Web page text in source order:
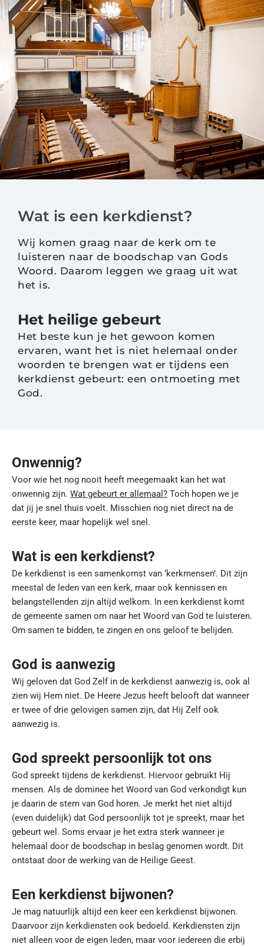
Wat is een kerkdienst?
Wij komen graag naar de kerk om te
luisteren naar de boodschap van Gods
Woord. Daarom leggen we graag uit wat
het is.
Het heilige gebeurt
Het beste kun je het gewoon komen
ervaren, want het is niet helemaal onder
woorden te brengen wat er tijdens een
kerkdienst gebeurt: een ontmoeting met
God.
Onwennig?
Voor wie het nog nooit heeft meegemaakt kan het wat
onwennig zijn. Wat gebeurt er allemaal? Toch hopen we je
dat jij je snel thuis voelt. Misschien nog niet direct na de
eerste keer, maar hopelijk wel snel.
Wat is een kerkdienst?
De kerkdienst is een samenkomst van ‘kerkmensen’. Dit zijn
meestal de leden van een kerk, maar ook kennissen en
belangstellenden zijn altijd welkom. In een kerkdienst komt
de gemeente samen om naar het Woord van God te luisteren.
Om samen te bidden, te zingen en ons geloof te belijden.
God is aanwezig
Wij geloven dat God Zelf in de kerkdienst aanwezig is, ook al
zien wij Hem niet. De Heere Jezus heeft belooft dat wanneer
er twee of drie gelovigen samen zijn, dat Hij Zelf ook
aanwezig is.
God spreekt persoonlijk tot ons
God spreekt tijdens de kerkdienst. Hiervoor gebruikt Hij
mensen. Als de dominee het Woord van God verkondigt kun
je daarin de stem van God horen. Je merkt het niet altijd
(even duidelijk) dat God persoonlijk tot je spreekt, maar het
gebeurt wel. Soms ervaar je het extra sterk wanneer je
helemaal door de boodschap in beslag genomen wordt. Dit
ontstaat door de werking van de Heilige Geest.
Een kerkdienst bijwonen?
Je mag natuurlijk altijd een keer een kerkdienst bijwonen.
Daarvoor zijn kerkdiensten ook bedoeld. Kerkdiensten zijn
niet alleen voor de eigen leden, maar voor iedereen die erbij